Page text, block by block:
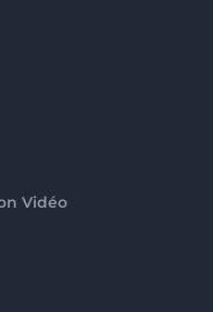
Vidéo